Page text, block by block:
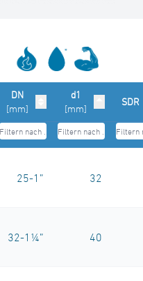
DN
[mm]
d1
[mm]
SDR
25-1” 32
32-1¼” 40